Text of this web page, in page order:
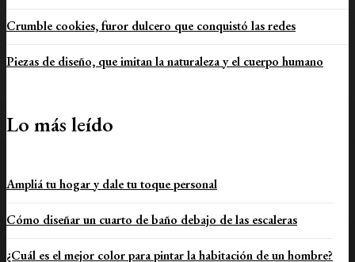
Crumble cookies, furor dulcero que conquistó las redes
Piezas de diseño, que imitan la naturaleza y el cuerpo humano
Lo más leído
Ampliá tu hogar y dale tu toque personal
Cómo diseñar un cuarto de baño debajo de las escaleras
¿Cuál es el mejor color para pintar la habitación de un hombre?